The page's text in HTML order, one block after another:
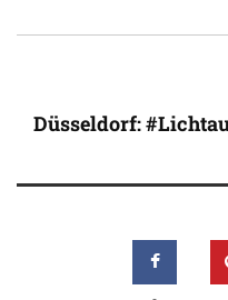
Düsseldorf: